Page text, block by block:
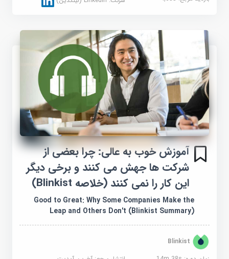
آموزش خوب به عالی: چرا بعضی از
شرکت ها جهش می کنند و برخی دیگر
این کار را نمی کنند (خلاصه Blinkist)
Good to Great: Why Some Companies Make the
Leap and Others Don't (Blinkist Summary)
Blinkist